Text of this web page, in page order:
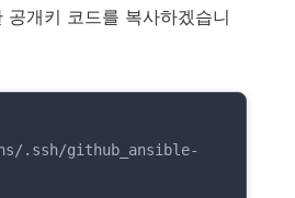
공개키 코드를 복사하겠습니
.ssh/github_ansible-